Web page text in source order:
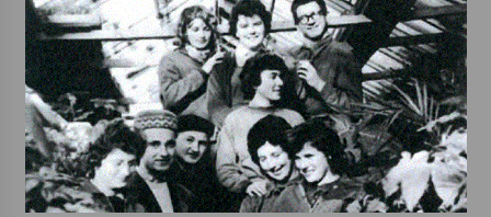
17. 7. 2026
Ozvěny prázdnin
14. 7. 2026
Za kulturou kousek za Humpolec. V Želivě ožije
odkaz Josefa Čapka